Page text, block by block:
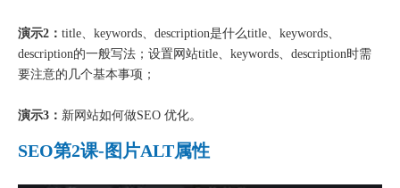
演示2： title、keywords、description是什么title、keywords、
description的一般写法 ；设置网站title、keywords、description时需
要注意的几个基本事项；
演示3： 新网站如何做SEO 优化。
SEO第2课-图片ALT属性